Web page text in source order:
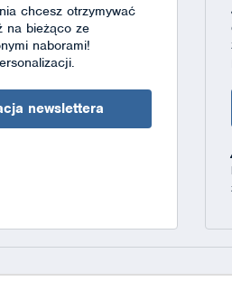
chcesz otrzymywać
na bieżąco ze
naborami!
newslettera